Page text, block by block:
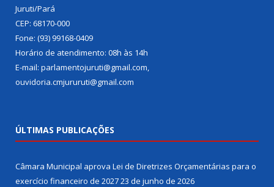
Juruti/Pará
CEP: 68170-000
Fone: (93) 99168-0409
Horário de atendimento: 08h às 14h
E-mail: parlamentojuruti@gmail.com,
ouvidoria.cmjururuti@gmail.com
ÚLTIMAS PUBLICAÇÕES
Câmara Municipal aprova Lei de Diretrizes Orçamentárias para o
exercício financeiro de 202723 de junho de 2026